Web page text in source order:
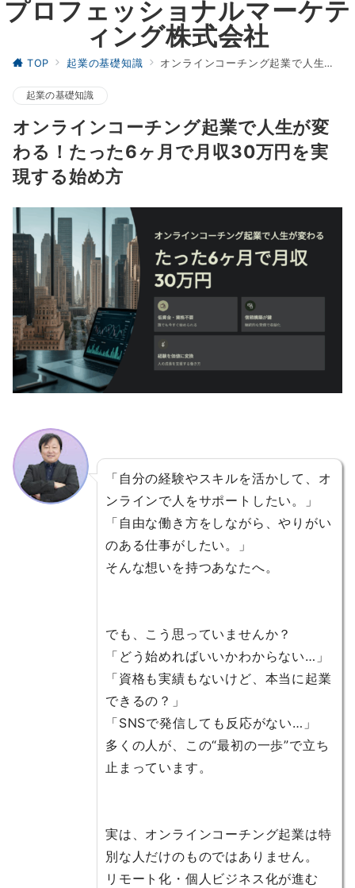
プロフェッショナルマーケテ
ィング株式会社
TOP 起業の基礎知識 オンラインコーチング起業で人生が変わる！たった6ヶ月で月収30万円を実現する始め方
起業の基礎知識
オンラインコーチング起業で人生が変
わる！たった6ヶ月で月収30万円を実
現する始め方
「自分の経験やスキルを活かして、オ
ンラインで人をサポートしたい。」
「自由な働き方をしながら、やりがい
のある仕事がしたい。」
そんな想いを持つあなたへ。
でも、こう思っていませんか？
「どう始めればいいかわからない…」
「資格も実績もないけど、本当に起業
できるの？」
「SNSで発信しても反応がない…」
多くの人が、この“最初の一歩”で立ち
止まっています。
実は、オンラインコーチング起業は特
別な人だけのものではありません。
リモート化・個人ビジネス化が進む